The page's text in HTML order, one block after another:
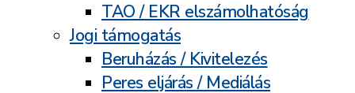
TAO / EKR elszámolhatóság
Jogi támogatás
Beruházás / Kivitelezés
Peres eljárás / Mediálás